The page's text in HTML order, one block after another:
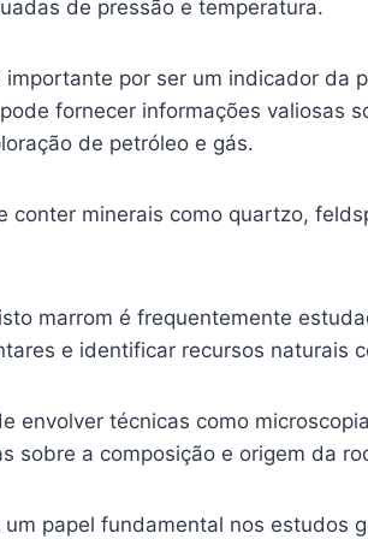
de pressão e temperatura.
por ser um indicador
fornecer informações valiosas
de petróleo e gás.
minerais como quartzo,
marrom é frequentemente
e identificar recursos naturais
envolver técnicas como
sobre a composição e origem da
papel fundamental nos